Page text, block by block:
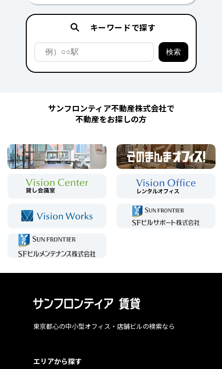
キーワードで探す
サンフロンティア不動産株式会社で
不動産をお探しの方
東京都心の中小型オフィス・店舗ビルの検索なら
エリアから探す